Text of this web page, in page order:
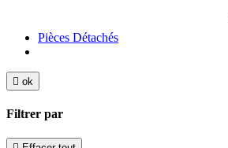
Pièces Détachés
 ok
Filtrer par